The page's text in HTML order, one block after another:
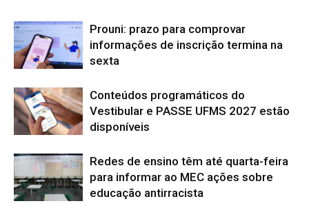
Prouni: prazo para comprovar
informações de inscrição termina na
sexta
Conteúdos programáticos do
Vestibular e PASSE UFMS 2027 estão
disponíveis
Redes de ensino têm até quarta-feira
para informar ao MEC ações sobre
educação antirracista